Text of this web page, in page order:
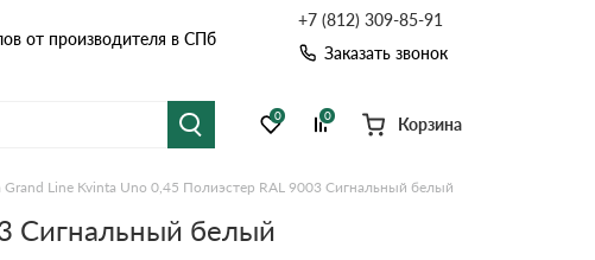
от производителя в СПб
+7 (812) 309-85-91
Заказать звонок
Гибкая черепица Рулонная кровля
0 0 Корзина
Line Kvinta Uno 0,45 Полиэстер RAL 9003 Сигнальный белый
Сигнальный белый